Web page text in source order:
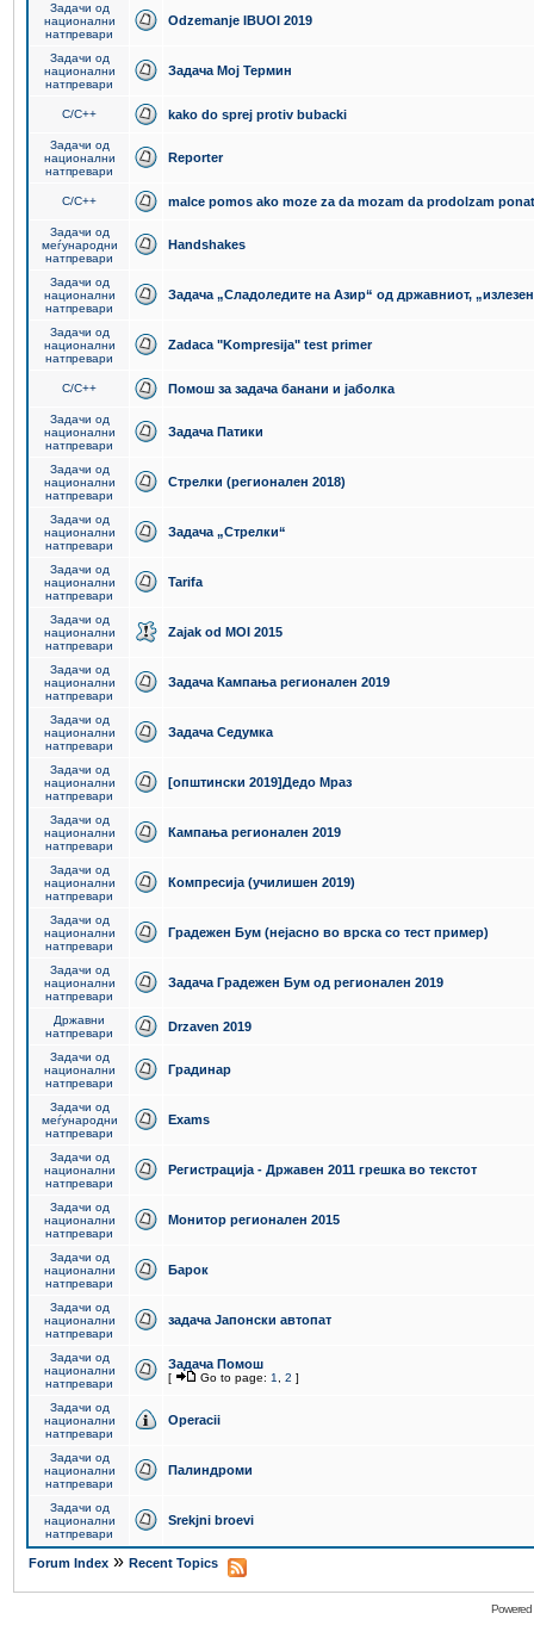
Задачи од
национални
натпревари
Odzemanje IBUOI 2019
Задачи од
национални
натпревари
Задача Мој Термин
C/C++ kako do sprej protiv bubacki
Задачи од
национални
натпревари
Reporter
C/C++ malce pomos ako moze za da mozam da prodolzam
Задачи од
меѓународни
натпревари
Handshakes
Задачи од
национални
натпревари
Задача „Сладоледите на Азир“ од државниот,
Задачи од
национални
натпревари
Zadaca "Kompresija" test primer
C/C++ Помош за задача банани и јаболка
Задачи од
национални
натпревари
Задача Патики
Задачи од
национални
натпревари
Стрелки (регионален 2018)
Задачи од
национални
натпревари
Задача „Стрелки“
Задачи од
национални
натпревари
Tarifa
Задачи од
национални
натпревари
Zajak od MOI 2015
Задачи од
национални
натпревари
Задача Кампања регионален 2019
Задачи од
национални
натпревари
Задача Седумка
Задачи од
национални
натпревари
[општински 2019]Дедо Мраз
Задачи од
национални
натпревари
Кампања регионален 2019
Задачи од
национални
натпревари
Компресија (училишен 2019)
Задачи од
национални
натпревари
Градежен Бум (нејасно во врска со тест пример)
Задачи од
национални
натпревари
Задача Градежен Бум од регионален 2019
Државни
натпревари
Drzaven 2019
Задачи од
национални
натпревари
Градинар
Задачи од
меѓународни
натпревари
Exams
Задачи од
национални
натпревари
Регистрација - Државен 2011 грешка во текстот
Задачи од
национални
натпревари
Монитор регионален 2015
Задачи од
национални
натпревари
Барок
Задачи од
национални
натпревари
задача Јапонски автопат
Задачи од
национални
натпревари
Задача Помош
[ Go to page: 1 2 ]
Задачи од
национални
натпревари
Operacii
Задачи од
национални
натпревари
Палиндроми
Задачи од
национални
натпревари
Srekjni broevi
Forum Index » Recent Topics